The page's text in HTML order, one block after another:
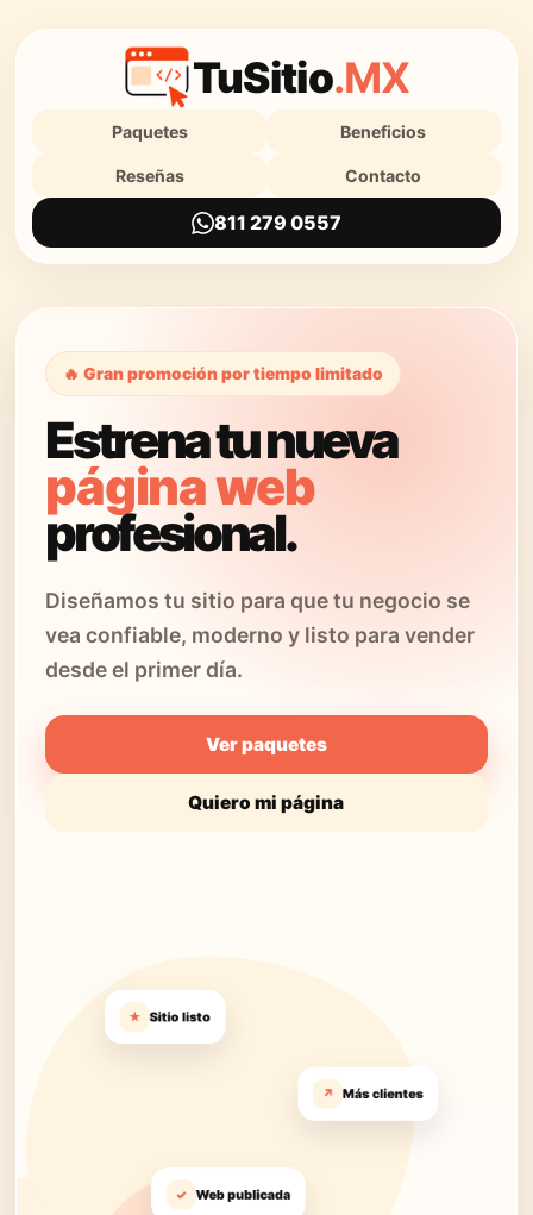
TuSitio.MX
Paquetes Beneficios
Reseñas Contacto
811 279 0557
🔥 Gran promoción por tiempo limitado
Estrena tu nueva
página web
profesional.
Diseñamos tu sitio para que tu negocio se
vea confiable, moderno y listo para vender
desde el primer día.
Ver paquetes
Quiero mi página
★ Sitio listo
↗ Más clientes
✓ Web publicada